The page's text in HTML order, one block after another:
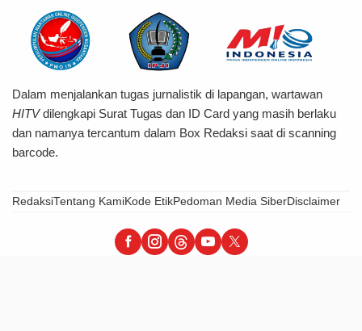
Dalam menjalankan tugas jurnalistik di lapangan, wartawan
HITVdilengkapi Surat Tugas dan ID Card yang masih berlaku
dan namanya tercantum dalam Box Redaksi saat di scanning
barcode.
RedaksiTentang KamiKode EtikPedoman Media SiberDisclaimer